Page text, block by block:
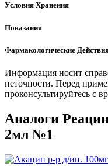
Условия Хранения
Показания
Фармакологические
Информация носит
неточности. Перед
проконсультируйтесь с
Аналоги
2мл №1